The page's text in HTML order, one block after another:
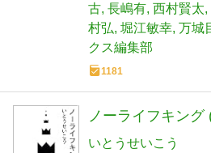
古 長嶋有 西村賢太
村弘 堀江敏幸 万城
クス編集部
1181
ノーライフキン
いとうせいこう